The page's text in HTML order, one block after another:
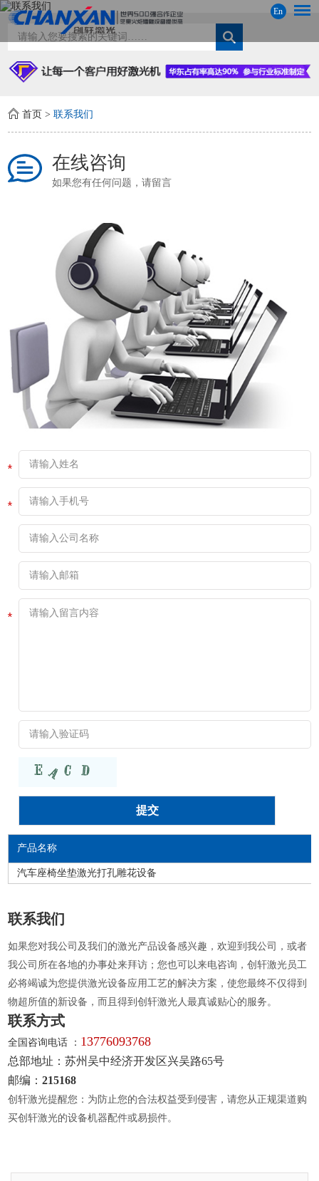
En
首页 >联系我们
在线咨询
如果您有任何问题，请留言
产品名称
汽车座椅坐垫激光打孔雕花设备
联系我们
如果您对我公司及我们的激光产品设备感兴趣，欢迎到我公司，或者
我公司所在各地的办事处来拜访；您也可以来电咨询，创轩激光员工
必将竭诚为您提供激光设备应用工艺的解决方案，使您最终不仅得到
物超所值的新设备，而且得到创轩激光人最真诚贴心的服务。
联系方式
全国咨询电话 ： 13776093768
总部地址：苏州吴中经济开发区兴吴路65号
邮编：215168
创轩激光提醒您：为防止您的合法权益受到侵害，请您从正规渠道购
买创轩激光的设备机器配件或易损件。